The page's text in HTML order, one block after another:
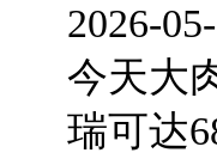
2026-
今天大
瑞可达